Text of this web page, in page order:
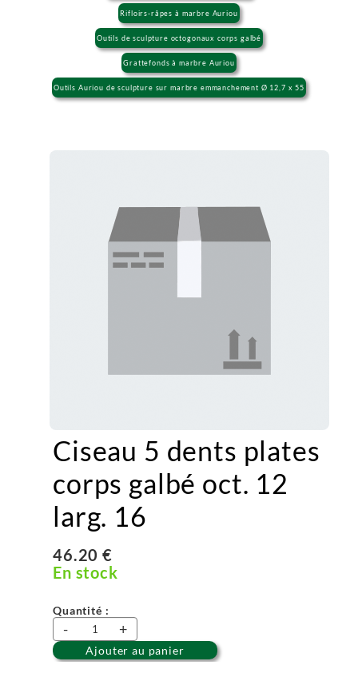
Rifloirs-râpes à marbre Auriou
Outils de sculpture octogonaux corps galbé
Grattefonds à marbre Auriou
Outils Auriou de sculpture sur marbre emmanchement Ø 12,7 x 55
Ciseau 5 dents plates
corps galbé oct. 12
larg. 16
46.20 €
En stock
Quantité :
- +
Ajouter au panier